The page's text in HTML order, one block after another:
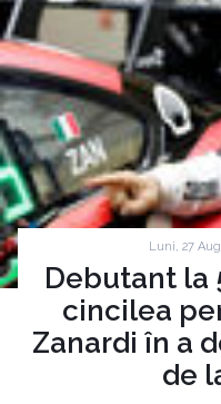
Luni, 27
Debutant la
cincilea
Zanardi în a
de